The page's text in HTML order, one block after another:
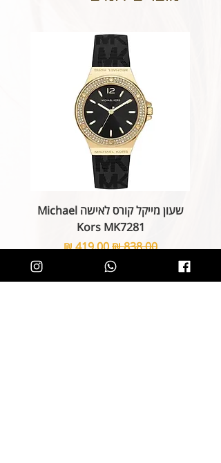
שעון מייקל קורס לאישה Michael
Kors MK7281
מחיר רגיל מחיר מבצע
הוספה לסל